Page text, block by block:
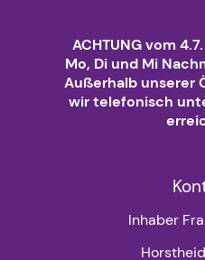
ACHTUNG vom
Mo, Di und Mi
Außerhalb unserer
wir telefonisch
Inhaber